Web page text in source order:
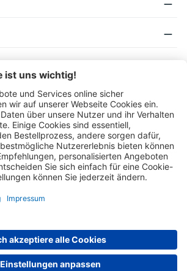
Folgen Sie uns auch auf
sich ausschließlich an Industrie, Handel, Gewerbe und
Sonderkonditionen, die auf Anfrage mitgeteilt werden.
verstehen sich zzgl. gesetzlicher MwSt.